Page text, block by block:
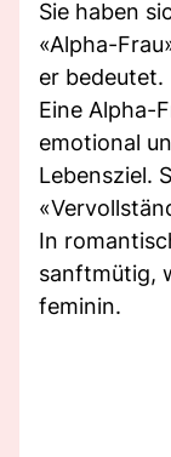
Sie haben
«Alpha-
er bedeutet.
Eine Alpha-
emotional
Lebensziel.
In
sanftmütig,
feminin.